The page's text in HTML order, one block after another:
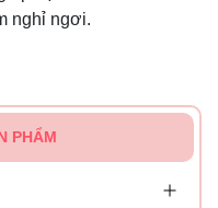
nghỉ ngơi.
PHẨM